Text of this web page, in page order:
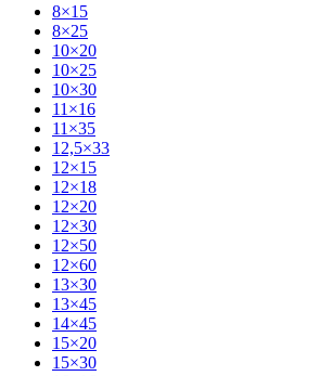
8×15
8×25
10×20
10×25
10×30
11×16
11×35
12,5×33
12×15
12×18
12×20
12×30
12×50
12×60
13×30
13×45
14×45
15×20
15×30